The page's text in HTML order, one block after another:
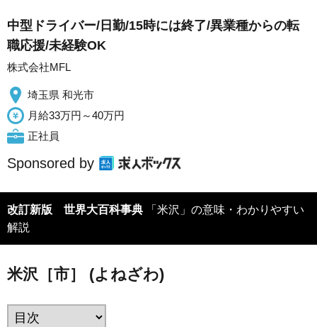
中型ドライバー/日勤/15時には終了/異業種からの転
職応援/未経験OK
株式会社MFL
埼玉県 和光市
月給33万円～40万円
正社員
Sponsored by
改訂新版 世界大百科事典 「米沢」の意味・わかりやすい
解説
米沢［市］ (よねざわ)